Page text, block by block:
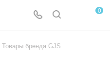
0
Товары бренда GJS